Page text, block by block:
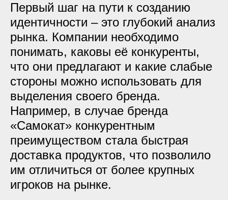
Первый шаг на пути к созданию
идентичности – это глубокий анализ
рынка. Компании необходимо
понимать, каковы её конкуренты,
что они предлагают и какие слабые
стороны можно использовать для
выделения своего бренда.
Например, в случае бренда
«Самокат» конкурентным
преимуществом стала быстрая
доставка продуктов, что позволило
им отличиться от более крупных
игроков на рынке.